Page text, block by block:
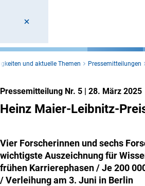
und aktuelle Themen Pressemitteilungen
Pressemitteilung Nr. 5 | 28. März 2025
Heinz Maier-Leibnitz-
Vier Forscherinnen und sechs
wichtigste Auszeichnung für
frühen Karrierephasen / Je 200
/Verleihung am 3. Juni in Berlin